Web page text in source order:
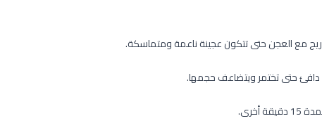
مع العجن حتى تتكون عجينة ناعمة ومتماسكة.
حتى تختمر ويتضاعف حجمها.